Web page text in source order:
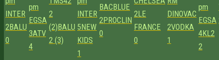
INTER
2BALU
0
pm
EGSA
3ATV
4
2
(2)BALU
2 (3)
INTER
5NEW
KIDS
1
BACBLUE
2PROCLIN
0
2LE
FRANCE
0
DINOVAC
2VODKA
1
pm
EGSA
4KL2
2